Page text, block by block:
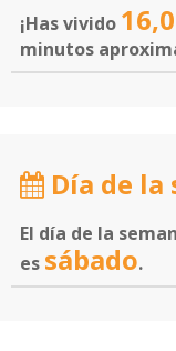
¡Has vivido
minutos
Día de la
El día de la
es sábado.